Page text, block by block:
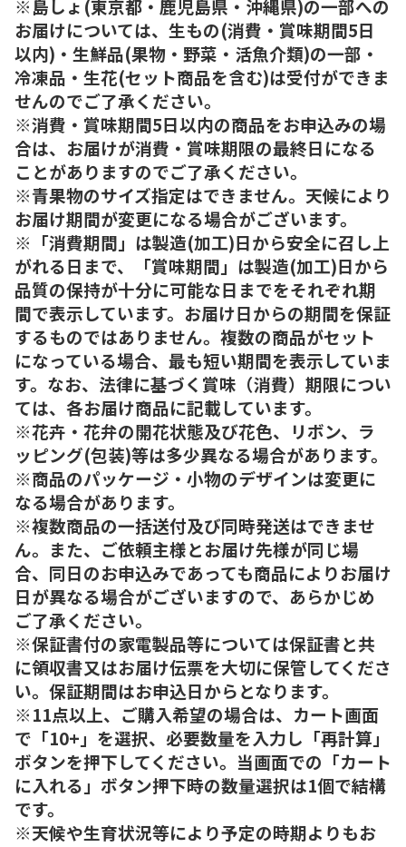
※島しょ(東京都・鹿児島県・沖縄県)の一部への
お届けについては、生もの(消費・賞味期間5日
以内)・生鮮品(果物・野菜・活魚介類)の一部・
冷凍品・生花(セット商品を含む)は受付ができま
せんのでご了承ください。
※消費・賞味期間5日以内の商品をお申込みの場
合は、お届けが消費・賞味期限の最終日になる
ことがありますのでご了承ください。
※青果物のサイズ指定はできません。天候により
お届け期間が変更になる場合がございます。
※「消費期間」は製造(加工)日から安全に召し上
がれる日まで、「賞味期間」は製造(加工)日から
品質の保持が十分に可能な日までをそれぞれ期
間で表示しています。お届け日からの期間を保証
するものではありません。複数の商品がセット
になっている場合、最も短い期間を表示していま
す。なお、法律に基づく賞味（消費）期限につい
ては、各お届け商品に記載しています。
※花卉・花弁の開花状態及び花色、リボン、ラ
ッピング(包装)等は多少異なる場合があります。
※商品のパッケージ・小物のデザインは変更に
なる場合があります。
※複数商品の一括送付及び同時発送はできませ
ん。また、ご依頼主様とお届け先様が同じ場
合、同日のお申込みであっても商品によりお届け
日が異なる場合がございますので、あらかじめ
ご了承ください。
※保証書付の家電製品等については保証書と共
に領収書又はお届け伝票を大切に保管してくださ
い。保証期間はお申込日からとなります。
※11点以上、ご購入希望の場合は、カート画面
で「10+」を選択、必要数量を入力し「再計算」
ボタンを押下してください。当画面での「カート
に入れる」ボタン押下時の数量選択は1個で結構
です。
※天候や生育状況等により予定の時期よりもお